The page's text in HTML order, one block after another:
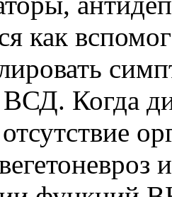
как
Когда